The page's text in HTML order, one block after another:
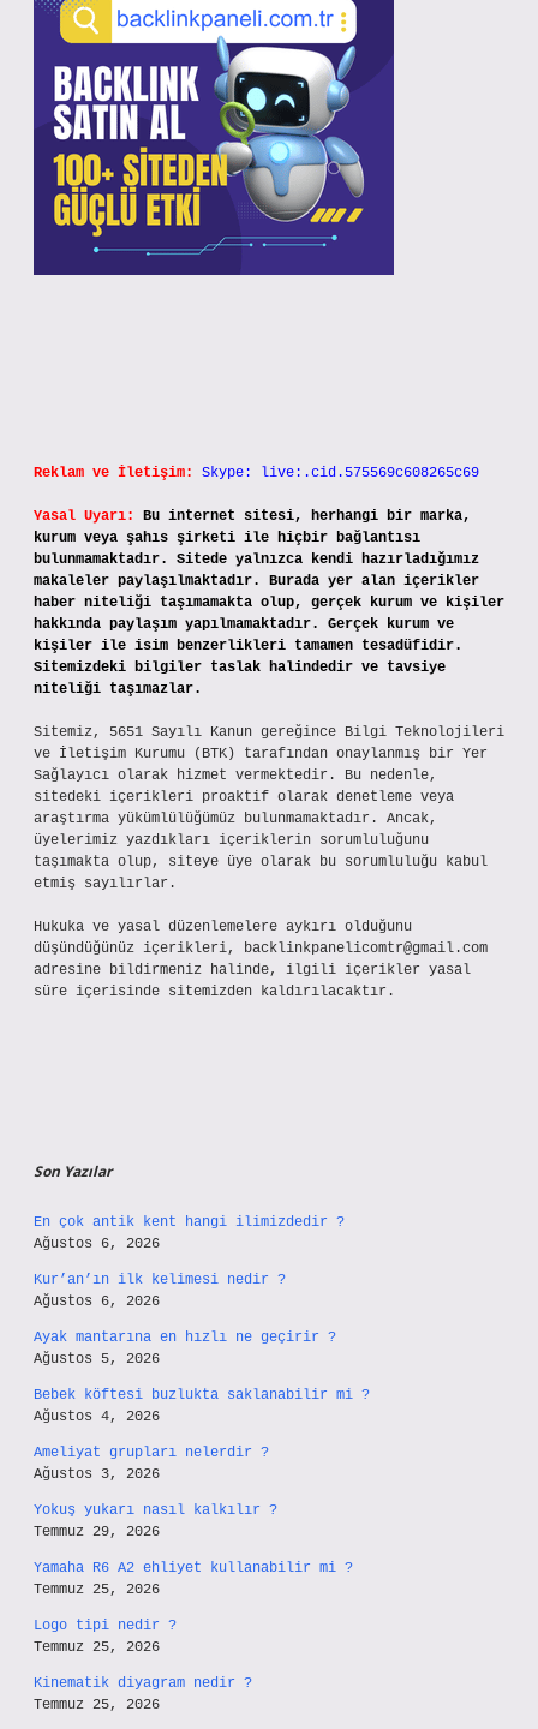
Reklam ve İletişim: Skype: live:.cid.575569c608265c69
Yasal Uyarı:
Bu internet sitesi, herhangi bir marka,
kurum veya şahıs şirketi ile hiçbir bağlantısı
bulunmamaktadır. Sitede yalnızca kendi hazırladığımız
makaleler paylaşılmaktadır. Burada yer alan içerikler
haber niteliği taşımamakta olup, gerçek kurum ve kişiler
hakkında paylaşım yapılmamaktadır. Gerçek kurum ve
kişiler ile isim benzerlikleri tamamen tesadüfidir.
Sitemizdeki bilgiler taslak halindedir ve tavsiye
niteliği taşımazlar.
Sitemiz, 5651 Sayılı Kanun gereğince Bilgi Teknolojileri
ve İletişim Kurumu (BTK) tarafından onaylanmış bir Yer
Sağlayıcı olarak hizmet vermektedir. Bu nedenle,
sitedeki içerikleri proaktif olarak denetleme veya
araştırma yükümlülüğümüz bulunmamaktadır. Ancak,
üyelerimiz yazdıkları içeriklerin sorumluluğunu
taşımakta olup, siteye üye olarak bu sorumluluğu kabul
etmiş sayılırlar.
Hukuka ve yasal düzenlemelere aykırı olduğunu
düşündüğünüz içerikleri, backlinkpanelicomtr@gmail.com
adresine bildirmeniz halinde, ilgili içerikler yasal
süre içerisinde sitemizden kaldırılacaktır.
Son Yazılar
En çok antik kent hangi ilimizdedir ?
Ağustos 6, 2026
Kur’an’ın ilk kelimesi nedir ?
Ağustos 6, 2026
Ayak mantarına en hızlı ne geçirir ?
Ağustos 5, 2026
Bebek köftesi buzlukta saklanabilir mi ?
Ağustos 4, 2026
Ameliyat grupları nelerdir ?
Ağustos 3, 2026
Yokuş yukarı nasıl kalkılır ?
Temmuz 29, 2026
Yamaha R6 A2 ehliyet kullanabilir mi ?
Temmuz 25, 2026
Logo tipi nedir ?
Temmuz 25, 2026
Kinematik diyagram nedir ?
Temmuz 25, 2026